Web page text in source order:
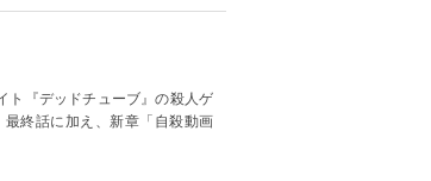
ト『デッドチューブ』の殺人ゲ
終話に加え、新章「自殺動画